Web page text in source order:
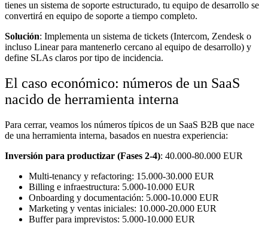
tienes un sistema de soporte estructurado, tu equipo de desarrollo se
convertirá en equipo de soporte a tiempo completo.
Solución: Implementa un sistema de tickets (Intercom, Zendesk o
incluso Linear para mantenerlo cercano al equipo de desarrollo) y
define SLAs claros por tipo de incidencia.
El caso económico: números de un SaaS
nacido de herramienta interna
Para cerrar, veamos los números típicos de un SaaS B2B que nace
de una herramienta interna, basados en nuestra experiencia:
Inversión para productizar (Fases 2-4): 40.000-80.000 EUR
Multi-tenancy y refactoring: 15.000-30.000 EUR
Billing e infraestructura: 5.000-10.000 EUR
Onboarding y documentación: 5.000-10.000 EUR
Marketing y ventas iniciales: 10.000-20.000 EUR
Buffer para imprevistos: 5.000-10.000 EUR